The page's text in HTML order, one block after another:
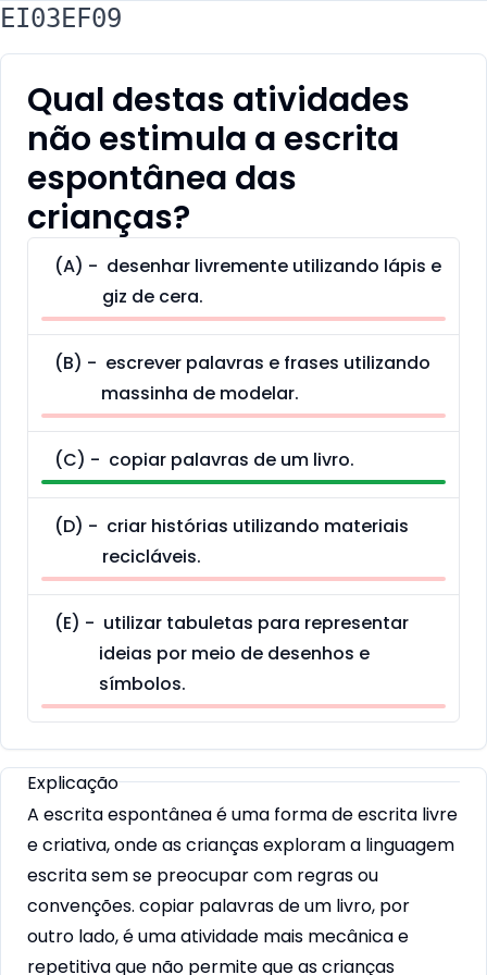
EI03EF09
Qual destas atividades
não estimula a escrita
espontânea das
crianças?
(A) - desenhar livremente utilizando lápis e
giz de cera.
(B) - escrever palavras e frases utilizando
massinha de modelar.
(C) - copiar palavras de um livro.
(D) - criar histórias utilizando materiais
recicláveis.
(E) - utilizar tabuletas para representar
ideias por meio de desenhos e
símbolos.
Explicação
A escrita espontânea é uma forma de escrita livre
e criativa, onde as crianças exploram a linguagem
escrita sem se preocupar com regras ou
convenções. copiar palavras de um livro, por
outro lado, é uma atividade mais mecânica e
repetitiva que não permite que as crianças